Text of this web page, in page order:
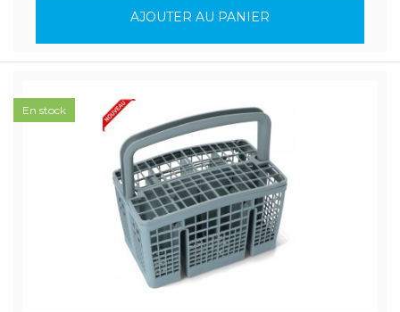
AJOUTER AU PANIER
En stock